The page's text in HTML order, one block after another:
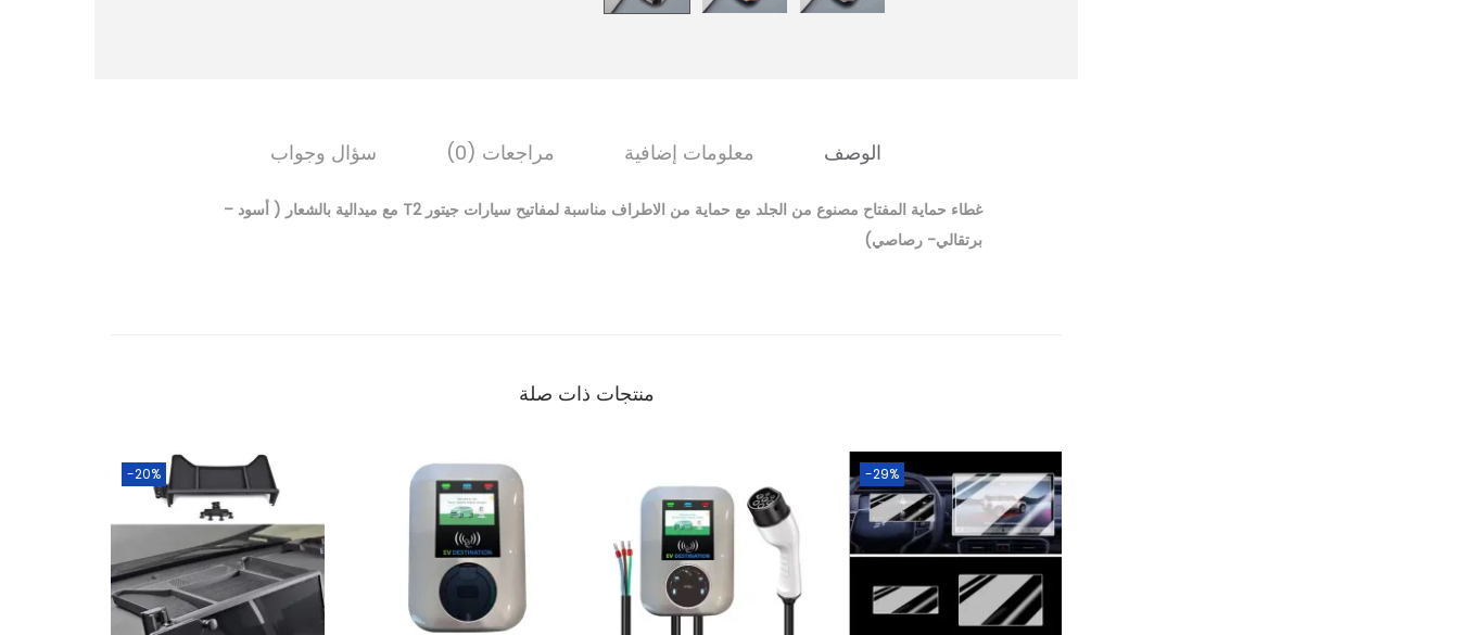
الوصف معلومات إضافية مراجعات (0) سؤال وجواب
غطاء حماية المفتاح مصنوع من الجلد مع حماية من الاطراف مناسبة لمفاتيح سيارات جيتور T2 مع ميدالية بالشعار ( أسود –
برتقالي- رصاصي)
منتجات ذات صلة
-20% -29%